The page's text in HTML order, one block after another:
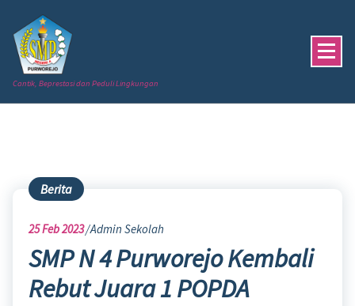
content
Cantik, Beprestasi dan Peduli Lingkungan
Berita
25Feb 2023 Admin Sekolah
SMP N 4 Purworejo Kembali
Rebut Juara 1 POPDA